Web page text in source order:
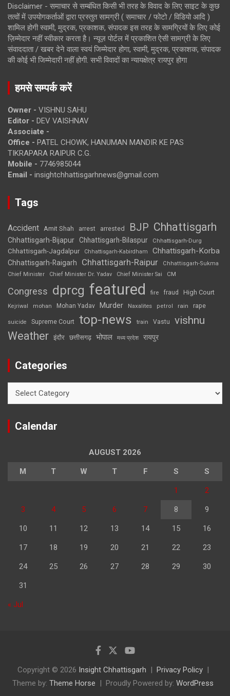
Disclaimer - समाचार से सम्बंधित किसी भी तरह के विवाद के लिए साइट के कुछ
तत्वों में उपयोगकर्ताओं द्वारा प्रस्तुत सामग्री ( समाचार / फोटो / विडियो आदि )
शामिल होगी स्वामी, मुद्रक, प्रकाशक, संपादक इस तरह के सामग्रियों के लिए कोई
ज़िम्मेदार नहीं स्वीकार करता है। न्यूज़ पोर्टल में प्रकाशित ऐसी सामग्री के लिए
संवाददाता / खबर देने वाला स्वयं जिम्मेदार होगा, स्वामी, मुद्रक, प्रकाशक, संपादक
की कोई भी जिम्मेदारी नहीं होगी. सभी विवादों का न्यायक्षेत्र रायपुर होगा
हमसे सम्पर्क करें
Owner - VISHNU SAHU
Editor - DEV VAISHNAV
Associate -
Office - PATEL CHOWK, HANUMAN MANDIR KE PAS
TIKRAPARA RAIPUR C.G.
Mobile - 7746985044
Email - insightchhattisgarhnews@gmail.com
Tags
Accident Amit Shah arrest arrested BJP Chhattisgarh
Chhattisgarh-Bijapur Chhattisgarh-Bilaspur Chhattisgarh-Durg
Chhattisgarh-Jagdalpur Chhattisgarh-Kabirdham Chhattisgarh-Korba
Chhattisgarh-Raigarh Chhattisgarh-Raipur
Chhattisgarh-Sukma
Chief Minister
Chief Minister Dr. Yadav Chief Minister Sai CM
Congress dprcg featured fire fraud High Court
Kejriwal mohan Mohan Yadav Murder Naxalites petrol rain rape
suicide Supreme Court top-news train Vastu vishnu
Weather इंदौर छत्तीसगढ़ भोपाल मध्य प्रदेश रायपुर
Categories
Calendar
AUGUST 2026
M T W T F S S
1 2
3 4 5 6 7 8 9
10 11 12 13 14 15 16
17 18 19 20 21 22 23
24 25 26 27 28 29 30
31
« Jul
Copyright © 2026 Insight Chhattisgarh
Privacy Policy
Theme by: Theme Horse Proudly Powered by: WordPress